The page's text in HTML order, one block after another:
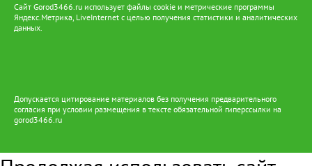
Сайт Gorod3466.ru использует файлы cookie и метрические программы
Яндекс.Метрика, LiveInternet с целью получения статистики и аналитических
данных.
Допускается цитирование материалов без получения предварительного
согласия при условии размещения в тексте обязательной гиперссылки на
gorod3466.ru